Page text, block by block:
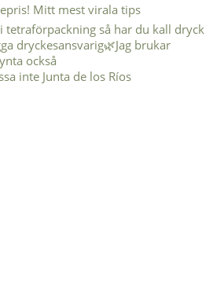
inte Junta de los Ríos